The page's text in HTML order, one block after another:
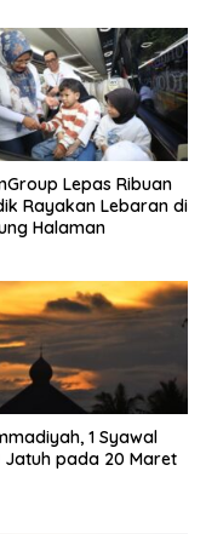
Lepas Ribuan
Rayakan Lebaran di
Halaman
1 Syawal
Jatuh pada 20 Maret